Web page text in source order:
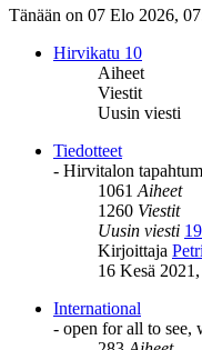
Tänään on 07 Elo 2026,
Hirvikatu 10
Aiheet
Viestit
Uusin viesti
Tiedotteet
- Hirvitalon
1061Aiheet
1260 Viestit
Uusin viesti
Kirjoittaja
16 Kesä
International
- open for all to see,